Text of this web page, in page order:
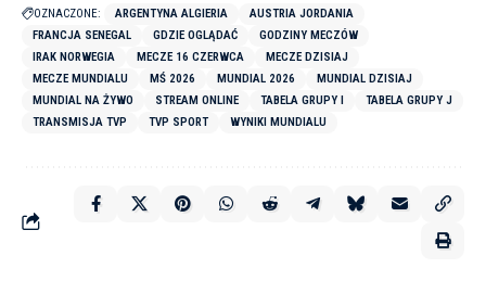
OZNACZONE: ARGENTYNA ALGIERIA
AUSTRIA JORDANIA
FRANCJA SENEGAL
GDZIE OGLĄDAĆ
GODZINY MECZÓW
IRAK NORWEGIA
MECZE 16 CZERWCA
MECZE DZISIAJ
MECZE MUNDIALU
MŚ 2026 MUNDIAL 2026
MUNDIAL DZISIAJ
MUNDIAL NA ŻYWO
STREAM ONLINE TABELA GRUPY I
TABELA GRUPY J
TRANSMISJA TVP
TVP SPORT WYNIKI MUNDIALU